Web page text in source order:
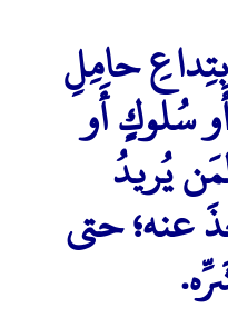
حامِلِ
سُلوكٍ أَو
يُريدُ
عنه؛ حتى